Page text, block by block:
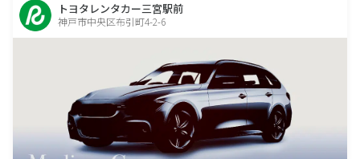
トヨタレンタカー三宮駅前
神戸市中央区布引町4-2-6